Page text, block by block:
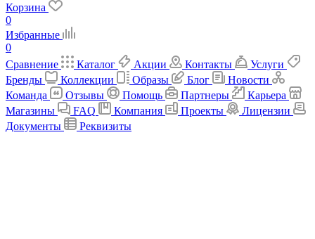
Корзина
0
Избранные
0
Сравнение
Каталог Акции Контакты
Услуги
Бренды
Коллекции Образы Блог
Новости
Команда
Отзывы Помощь Партнеры
Карьера
Магазины
FAQ Компания Проекты
Лицензии
Документы
Реквизиты